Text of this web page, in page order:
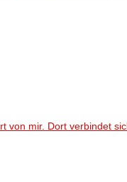
von mir. Dort verbindet